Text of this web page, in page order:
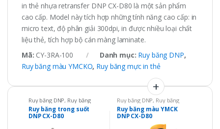
in thẻ nhựa retransfer DNP CX-D80 là một sản phẩm
cao cấp. Model này tích hợp những tính năng cao cấp: in
micro text, độ phân giải 300dpi, in được nhiều loại chất
liệu thẻ, tích hợp bộ cán màng laminate.
Mã: CY-3RA-100 Danh mục: Ruy băng DNP,
Ruy băng màu YMCKO, Ruy băng mực in thẻ
Ruy băng DNP, Ruy băng
màu YMCKO Ruy băng mực
in thẻ
Ruy băng trong suốt
DNP CX-D80
Ruy băng DNP, Ruy băng
màu YMCKO Ruy băng mực
in thẻ
Ruy băng màu YMCK
DNP CX-D80